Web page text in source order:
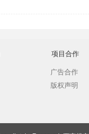
项目合作
广告合作
版权声明